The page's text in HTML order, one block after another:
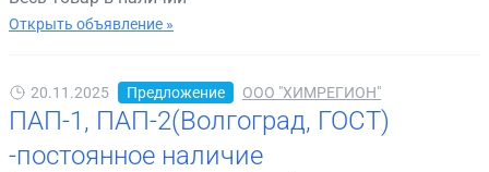
Открыть объявление »
20.11.2025 Предложение ООО "ХИМРЕГИОН"
ПАП-1, ПАП-2(Волгоград, ГОСТ)
-постоянное наличие